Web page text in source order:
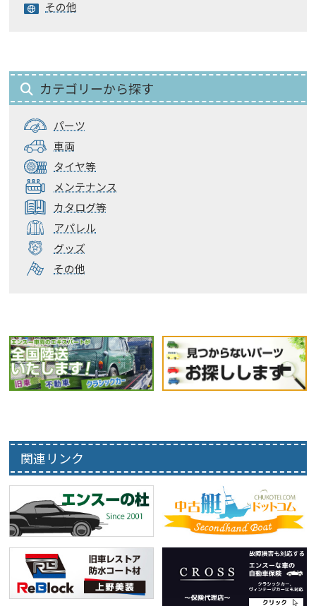
その他
カテゴリーから探す
パーツ
車両
タイヤ等
メンテナンス
カタログ等
アパレル
グッズ
その他
関連リンク